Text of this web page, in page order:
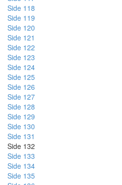
Side 118
Side 119
Side 120
Side 121
Side 122
Side 123
Side 124
Side 125
Side 126
Side 127
Side 128
Side 129
Side 130
Side 131
Side 132
Side 133
Side 134
Side 135